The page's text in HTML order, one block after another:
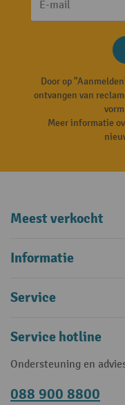
E-mail
Door op
ontvangen van
Meer informatie
Meest verkocht
Informatie
Service
Service hotline
Ondersteuning en
088 900 8800